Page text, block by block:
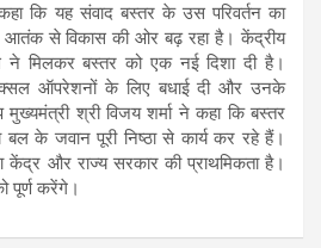
कि यह संवाद बस्तर के उस परिवर्तन का
आतंक से विकास की ओर बढ़ रहा है। केंद्रीय
मिलकर बस्तर को एक नई दिशा दी है।
ऑपरेशनों के लिए बधाई दी और उनके
श्री विजय शर्मा ने कहा कि बस्तर
बल के जवान पूरी निष्ठा से कार्य कर रहे हैं।
और राज्य सरकार की प्राथमिकता है।
पूर्ण करेंगे।